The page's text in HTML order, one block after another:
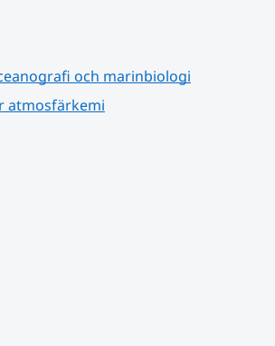
och marinbiologi
atmosfärkemi